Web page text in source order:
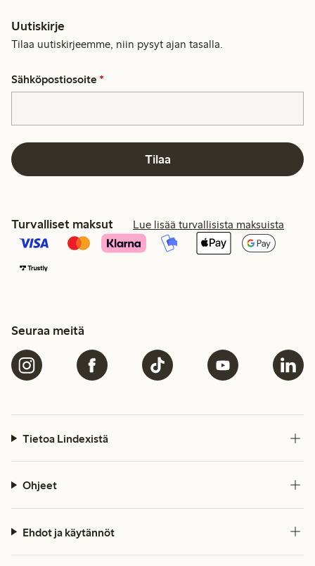
Uutiskirje
Tilaa uutiskirjeemme, niin pysyt ajan tasalla.
Sähköpostiosoite *
Tilaa
Turvalliset maksut Lue lisää turvallisista maksuista
Seuraa meitä
Tietoa Lindexistä
Ohjeet
Ehdot ja käytännöt